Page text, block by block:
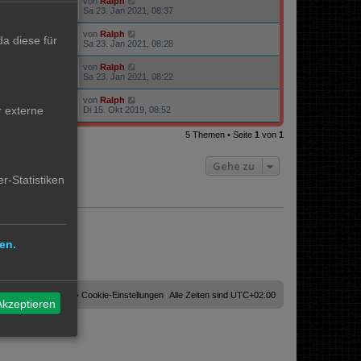
Sa 23. Jan 2021, 08:37
12805 von Ralph
Sa 23. Jan 2021, 08:28
von Ralph
Sa 23. Jan 2021, 08:22
von Ralph
Di 15. Okt 2019, 08:52
5 Themen • Seite 1 von 1
Gehe zu
Alle Zeiten sind UTC+02:00
Cookie-Einstellungen
löschen
diese für
externe
Statistiken